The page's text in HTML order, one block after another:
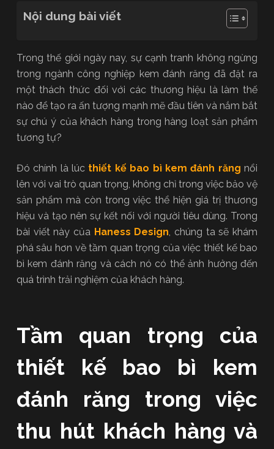
Nội dung bài viết
Trong thế giới ngày nay, sự cạnh tranh không ngừng
trong ngành công nghiệp kem đánh răng đã đặt ra
một thách thức đối với các thương hiệu là làm thế
nào để tạo ra ấn tượng mạnh mẽ đầu tiên và nắm bắt
sự chú ý của khách hàng trong hàng loạt sản phẩm
tương tự?
Đó chính là lúc thiết kế bao bì kem đánh răng nổi
lên với vai trò quan trọng, không chỉ trong việc bảo vệ
sản phẩm mà còn trong việc thể hiện giá trị thương
hiệu và tạo nên sự kết nối với người tiêu dùng. Trong
bài viết này của Haness Design , chúng ta sẽ khám
phá sâu hơn về tầm quan trọng của việc thiết kế bao
bì kem đánh răng và cách nó có thể ảnh hưởng đến
quá trình trải nghiệm của khách hàng.
Tầm quan trọng của
thiết kế bao bì kem
đánh răng trong việc
thu hút khách hàng và